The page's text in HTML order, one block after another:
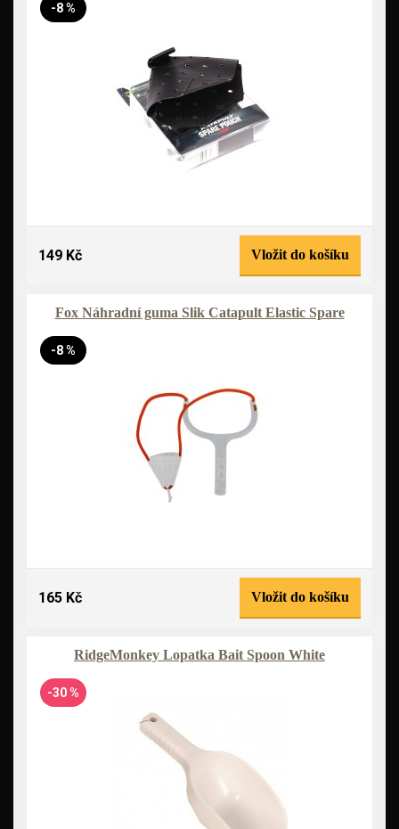
-8 %
149 Kč Vložit do košíku
Fox Náhradní guma Slik Catapult Elastic Spare
-8 %
165 Kč Vložit do košíku
RidgeMonkey Lopatka Bait Spoon White
-30 %